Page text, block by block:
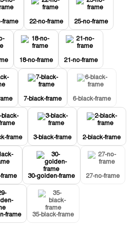
frame 22-no-frame 25-no-frame
18-no-frame 21-no-frame
7-black-frame 6-black-frame
frame 3-black-frame 2-black-frame
30-golden-frame 27-no-frame
frame 35-black-frame